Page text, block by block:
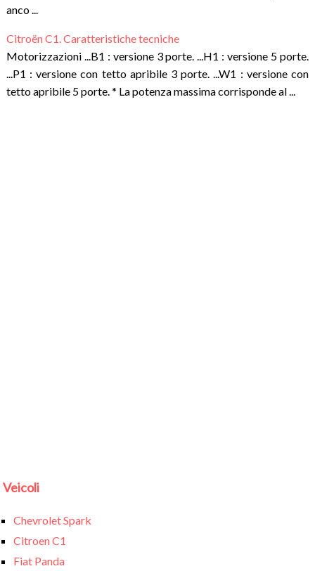
anco ...
Citroën C1. Caratteristiche tecniche
Motorizzazioni ...B1 : versione 3 porte. ...H1 : versione 5 porte.
...P1 : versione con tetto apribile 3 porte. ...W1 : versione con
tetto apribile 5 porte. * La potenza massima corrisponde al ...
Veicoli
Chevrolet Spark
Citroen C1
Fiat Panda